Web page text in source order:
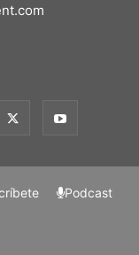
Podcast